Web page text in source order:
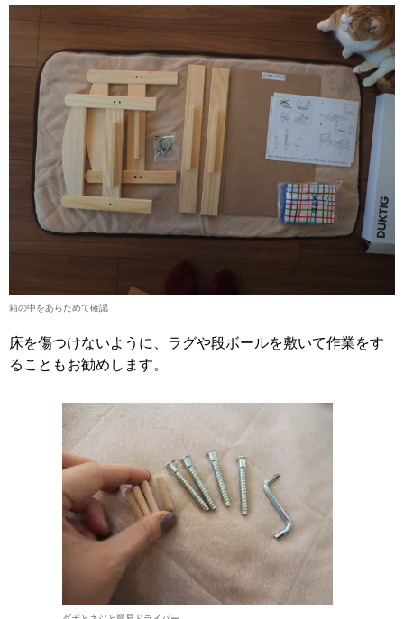
箱の中をあらためて確認
床を傷つけないように、ラグや段ボールを敷いて作業をす
ることもお勧めします。